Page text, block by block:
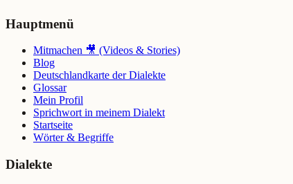
Hauptmenü
Mitmachen 🎥 (Videos & Stories)
Blog
Deutschlandkarte der Dialekte
Glossar
Mein Profil
Sprichwort in meinem Dialekt
Startseite
Wörter & Begriffe
Dialekte